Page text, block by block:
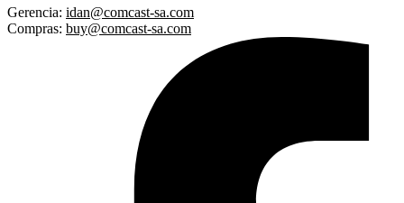
Gerencia: idan@comcast-sa.com
Compras: buy@comcast-sa.com